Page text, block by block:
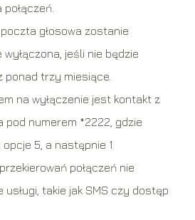
głosowa zostanie
jeśli nie będzie
ponad trzy miesiące.
na wyłączenie jest kontakt z
pod numerem *2222, gdzie
5, a następnie 1.
połączeń nie
usługi, takie jak SMS czy dostęp